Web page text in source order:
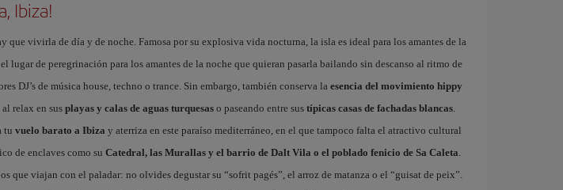
Ibiza!
que vivirla de día y de noche. Famosa por su explosiva vida nocturna, la isla es ideal para los amantes de la
lugar de peregrinación para los amantes de la noche que quieran pasarla bailando sin descanso al ritmo de
DJ’s de música house, techno o trance. Sin embargo, también conserva la esencia del movimiento hippy
relax en sus playas y calas de aguas turquesaso paseando entre sus típicas casas de fachadas blancas.
tu vuelo barato a Ibiza y aterriza en este paraíso mediterráneo, en el que tampoco falta el atractivo cultural
de enclaves como su Catedral, las Murallas y el barrio de Dalt Vila o el poblado fenicio de Sa Caleta.
que viajan con el paladar: no olvides degustar su “sofrit pagés”, el arroz de matanza o el “guisat de peix”.